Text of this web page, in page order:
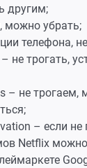
другим;
можно убрать;
телефона,
не трогать,
– не трогаем,
– если не
Netflix